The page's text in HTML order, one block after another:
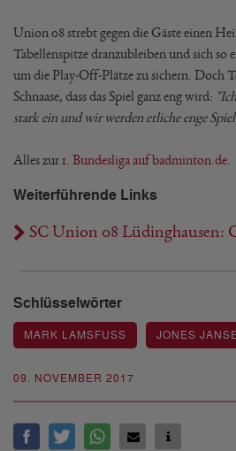
09. NOVEMBER 2017
Union 08 strebt gegen die Gäste einen
Tabellenspitze dranzubleiben und sich
um die Play-Off-Plätze zu sichern. Doch
Schnaase, dass das Spiel ganz eng wird:
stark ein und wir werden etliche enge
Alles zur1. Bundesliga auf badminton.de
Weiterführende Links
SC Union 08 Lüdinghausen:
Schlüsselwörter
MARK LAMSFUSS JONES